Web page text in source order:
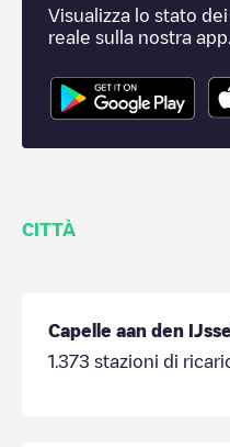
Visualizza lo stato
reale sulla nostra app.
CITTÀ
Capelle aan den IJssel
1.373 stazioni di